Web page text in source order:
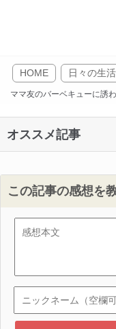
HOME 日々の生活
ママ友のバーベキューに誘
オススメ記事
この記事の感想を